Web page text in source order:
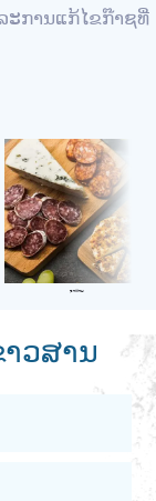
ການແກ້ໄຂກ໊າຊທີ່
ອາຫານ
ວສານ